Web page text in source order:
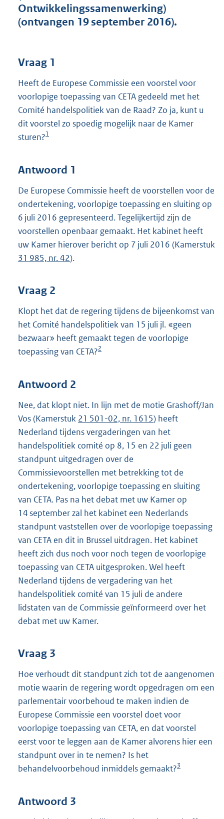
Ontwikkelingssamenwerking)
(ontvangen 19 september 2016).
Vraag 1
Heeft de Europese Commissie een voorstel voor
voorlopige toepassing van CETA gedeeld met het
Comité handelspolitiek van de Raad? Zo ja, kunt u
dit voorstel zo spoedig mogelijk naar de Kamer
sturen?1
Antwoord 1
De Europese Commissie heeft de voorstellen voor de
ondertekening, voorlopige toepassing en sluiting op
6 juli 2016 gepresenteerd. Tegelijkertijd zijn de
voorstellen openbaar gemaakt. Het kabinet heeft
uw Kamer hierover bericht op 7 juli 2016 (Kamerstuk
31 985, nr. 42).
Vraag 2
Klopt het dat de regering tijdens de bijeenkomst van
het Comité handelspolitiek van 15 juli jl. «geen
bezwaar» heeft gemaakt tegen de voorlopige
toepassing van CETA?2
Antwoord 2
Nee, dat klopt niet. In lijn met de motie Grashoff/Jan
Vos (Kamerstuk 21 501-02, nr. 1615) heeft
Nederland tijdens vergaderingen van het
handelspolitiek comité op 8, 15 en 22 juli geen
standpunt uitgedragen over de
Commissievoorstellen met betrekking tot de
ondertekening, voorlopige toepassing en sluiting
van CETA. Pas na het debat met uw Kamer op
14 september zal het kabinet een Nederlands
standpunt vaststellen over de voorlopige toepassing
van CETA en dit in Brussel uitdragen. Het kabinet
heeft zich dus noch voor noch tegen de voorlopige
toepassing van CETA uitgesproken. Wel heeft
Nederland tijdens de vergadering van het
handelspolitiek comité van 15 juli de andere
lidstaten van de Commissie geïnformeerd over het
debat met uw Kamer.
Vraag 3
Hoe verhoudt dit standpunt zich tot de aangenomen
motie waarin de regering wordt opgedragen om een
parlementair voorbehoud te maken indien de
Europese Commissie een voorstel doet voor
voorlopige toepassing van CETA, en dat voorstel
eerst voor te leggen aan de Kamer alvorens hier een
standpunt over in te nemen? Is het
behandelvoorbehoud inmiddels gemaakt?3
Antwoord 3